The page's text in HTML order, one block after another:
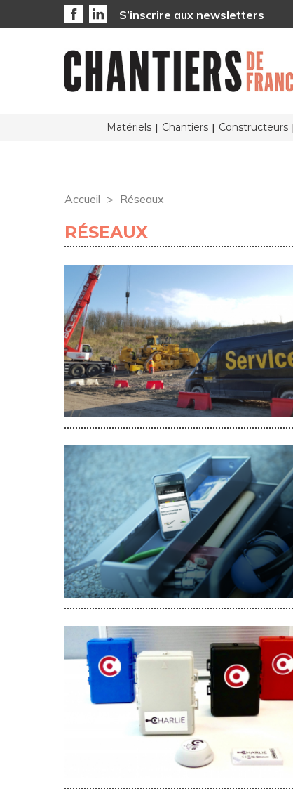
S’inscrire aux newsletters
Matériels Chantiers Constructeurs
Accueil Réseaux
RÉSEAUX